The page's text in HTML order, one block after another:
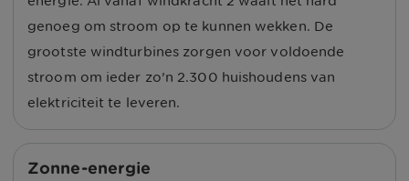
genoeg om stroom op te kunnen wekken. De
grootste windturbines zorgen voor voldoende
stroom om ieder zo’n 2.300 huishoudens van
elektriciteit te leveren.
Zonne-energie